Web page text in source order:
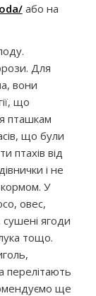
або на
Для
вони
що
пташкам
що були
птахів від
і не
У
овес,
ягоди
тощо.
перелітають
ще